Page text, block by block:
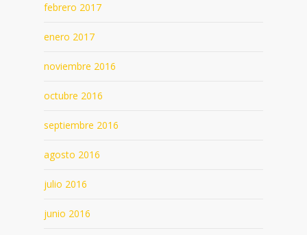
febrero 2017
enero 2017
noviembre 2016
octubre 2016
septiembre 2016
agosto 2016
julio 2016
junio 2016